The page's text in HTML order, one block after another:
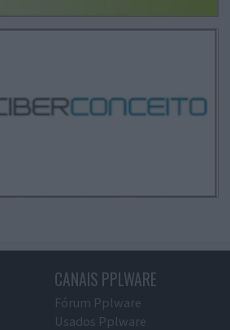
CANAIS PPLWARE
Fórum Pplware
Usados Pplware